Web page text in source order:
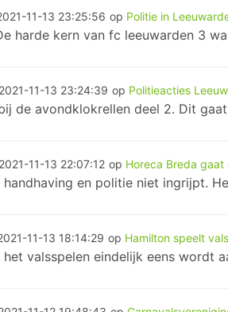
11-13 23:25:56 op Politie in
harde kern van fc leeuwarden 3
2021-11-13 23:24:39 op Politieacties
de avondklokrellen deel 2. Dit
2021-11-13 22:07:12 op Horeca Breda gaat
en politie niet ingrijpt.
11-13 18:14:29 op Hamilton speelt
valsspelen eindelijk eens wordt